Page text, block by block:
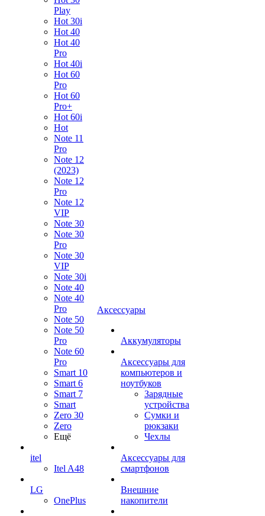
Play
Hot 30i
Hot 40
Hot 40
Pro
Hot 40i
Hot 60
Pro
Hot 60
Pro+
Hot 60i
Hot
Note 11
Pro
Note 12
(2023)
Note 12
Pro
Note 12
VIP
Note 30
Note 30
Pro
Note 30
VIP
Note 30i
Note 40
Note 40
Pro
Note 50
Note 50
Pro
Note 60
Pro
Smart 10
Smart 6
Smart 7
Smart
Zero 30
Zero
Ещё
itel
Itel A48
LG
OnePlus
Аксессуары
Аккумуляторы
Аксессуары для
компьютеров и
ноутбуков
Зарядные
устройства
Сумки и
рюкзаки
Чехлы
Аксессуары для
смартфонов
Внешние
накопители